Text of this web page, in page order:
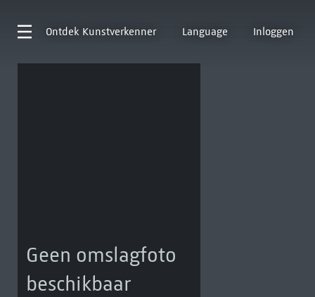
Ontdek Kunstverkenner Language Inloggen
Geen omslagfoto
beschikbaar